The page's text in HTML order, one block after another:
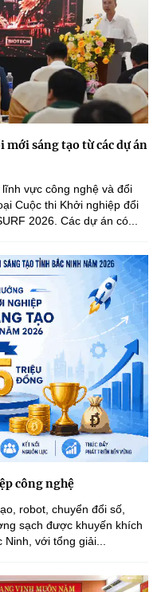
sáng tạo từ các dự án
vực công nghệ và đổi
Cuộc thi Khởi nghiệp đổi
2026. Các dự án có...
công nghệ
robot, chuyển đổi số,
sạch được khuyến khích
với tổng giải...